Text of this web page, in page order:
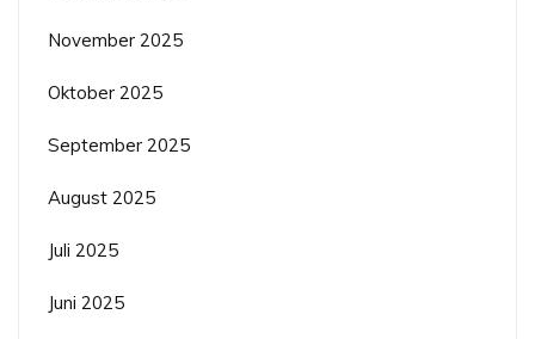
November 2025
Oktober 2025
September 2025
August 2025
Juli 2025
Juni 2025